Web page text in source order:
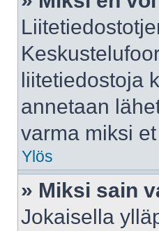
liitetiedostoja
annetaan
varma miksi
Ylös
» Miksi sain
Jokaisella